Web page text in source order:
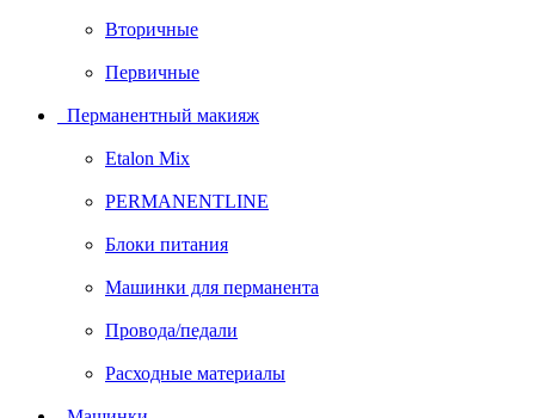
Вторичные
Первичные
Перманентный макияж
Etalon Mix
PERMANENTLINE
Блоки питания
Машинки для перманента
Провода/педали
Расходные материалы